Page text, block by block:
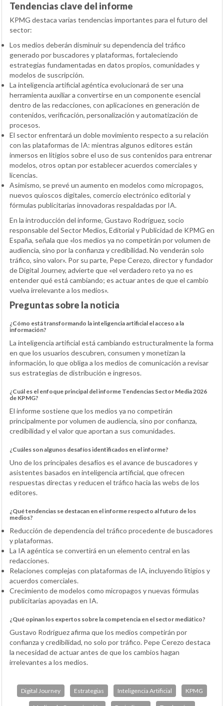
Tendencias clave del informe
KPMG destaca varias tendencias importantes para el futuro del
sector:
Los medios deberán disminuir su dependencia del tráfico
generado por buscadores y plataformas, fortaleciendo
estrategias fundamentadas en datos propios, comunidades y
modelos de suscripción.
La inteligencia artificial agéntica evolucionará de ser una
herramienta auxiliar a convertirse en un componente esencial
dentro de las redacciones, con aplicaciones en generación de
contenidos, verificación, personalización y automatización de
procesos.
El sector enfrentará un doble movimiento respecto a su relación
con las plataformas de IA: mientras algunos editores están
inmersos en litigios sobre el uso de sus contenidos para entrenar
modelos, otros optan por establecer acuerdos comerciales y
licencias.
Asimismo, se prevé un aumento en modelos como micropagos,
nuevos quioscos digitales, comercio electrónico editorial y
fórmulas publicitarias innovadoras respaldadas por IA.
En la introducción del informe, Gustavo Rodríguez, socio
responsable del Sector Medios, Editorial y Publicidad de KPMG en
España, señala que «los medios ya no competirán por volumen de
audiencia, sino por la confianza y credibilidad. No venderán solo
tráfico, sino valor». Por su parte, Pepe Cerezo, director y fundador
de Digital Journey, advierte que «el verdadero reto ya no es
entender qué está cambiando; es actuar antes de que el cambio
vuelva irrelevante a los medios».
Preguntas sobre la noticia
¿Cómo está transformando la inteligencia artificial el acceso a la
información?
La inteligencia artificial está cambiando estructuralmente la forma
en que los usuarios descubren, consumen y monetizan la
información, lo que obliga a los medios de comunicación a revisar
sus estrategias de distribución e ingresos.
¿Cuál es el enfoque principal del informe Tendencias Sector Media 2026
de KPMG?
El informe sostiene que los medios ya no competirán
principalmente por volumen de audiencia, sino por confianza,
credibilidad y el valor que aportan a sus comunidades.
¿Cuáles son algunos desafíos identificados en el informe?
Uno de los principales desafíos es el avance de buscadores y
asistentes basados en inteligencia artificial, que ofrecen
respuestas directas y reducen el tráfico hacia las webs de los
editores.
¿Qué tendencias se destacan en el informe respecto al futuro de los
medios?
Reducción de dependencia del tráfico procedente de buscadores
y plataformas.
La IA agéntica se convertirá en un elemento central en las
redacciones.
Relaciones complejas con plataformas de IA, incluyendo litigios y
acuerdos comerciales.
Crecimiento de modelos como micropagos y nuevas fórmulas
publicitarias apoyadas en IA.
¿Qué opinan los expertos sobre la competencia en el sector mediático?
Gustavo Rodríguez afirma que los medios competirán por
confianza y credibilidad, no solo por tráfico. Pepe Cerezo destaca
la necesidad de actuar antes de que los cambios hagan
irrelevantes a los medios.
Digital Journey Estrategias Inteligencia Artificial KPMG